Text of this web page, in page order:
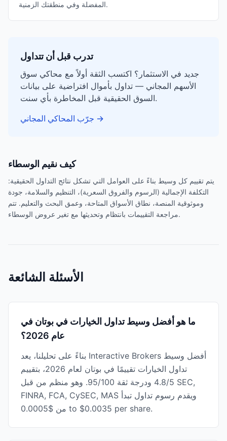
المفضلة وفي منطقتك الزمنية.
تدرب قبل أن تتداول
جديد في الاستثمار؟ اكتسب الثقة أولاً مع محاكي سوق
الأسهم المجاني — تداول بأموال افتراضية على بيانات
السوق الحقيقية قبل المخاطرة بأي سنت.
جرّب المحاكي المجاني →
كيف نقيم الوسطاء
يتم تقييم كل وسيط بناءً على العوامل التي تشكل نتائج التداول الحقيقية:
التكلفة الإجمالية (الرسوم والفروق السعرية)، التنظيم والسلامة، جودة
وموثوقية المنصة، نطاق الأسواق المتاحة، وعمق البحث والتعليم. تتم
مراجعة التقييمات بانتظام وتحديثها مع تغير عروض الوسطاء.
الأسئلة الشائعة
ما هو أفضل وسيط تداول الخيارات في بوتان في
عام 2026؟
بناءً على تحليلنا، يعد Interactive Brokers أفضل وسيط
تداول الخيارات تقييمًا في بوتان لعام 2026، بتقييم
4.8/5 ودرجة ثقة 95/100. وهو منظم من قبل SEC,
FINRA, FCA, CySEC, MAS ويقدم رسوم تداول تبدأ
من $0.0005 to $0.0035 per share.